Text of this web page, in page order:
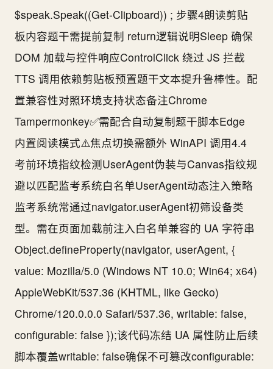
$speak.Speak((Get-Clipboard)) ; 步骤4朗读剪贴
板内容题干需提前复制 return逻辑说明Sleep 确保
DOM 加载与控件响应ControlClick 绕过 JS 拦截
TTS 调用依赖剪贴板预置题干文本提升鲁棒性。配
置兼容性对照环境支持状态备注Chrome
Tampermonkey✅需配合自动复制题干脚本Edge
内置阅读模式⚠️焦点切换需额外 WinAPI 调用4.4
考前环境指纹检测UserAgent伪装与Canvas指纹规
避以匹配监考系统白名单UserAgent动态注入策略
监考系统常通过navigator.userAgent初筛设备类
型。需在页面加载前注入白名单兼容的 UA 字符串
Object.defineProperty(navigator, userAgent, {
value: Mozilla/5.0 (Windows NT 10.0; Win64; x64)
AppleWebKit/537.36 (KHTML, like Gecko)
Chrome/120.0.0.0 Safari/537.36, writable: false,
configurable: false });该代码冻结 UA 属性防止后续
脚本覆盖writable: false确保不可篡改configurable: